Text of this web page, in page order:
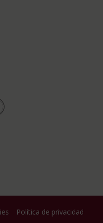
Política de privacidad